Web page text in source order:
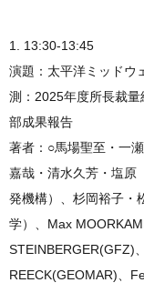
1. 13:30-13:45
演題：太平洋ミッドウ
測：2025年度所長裁量
部成果報告
著者：○馬場聖至・一
嘉哉・清水久芳・塩
発機構）、杉岡裕子
学）、Max
STEINBERGER(GFZ)
REECK(GEOMAR)、